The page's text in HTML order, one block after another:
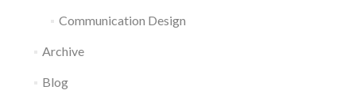
Communication Design
Archive
Blog